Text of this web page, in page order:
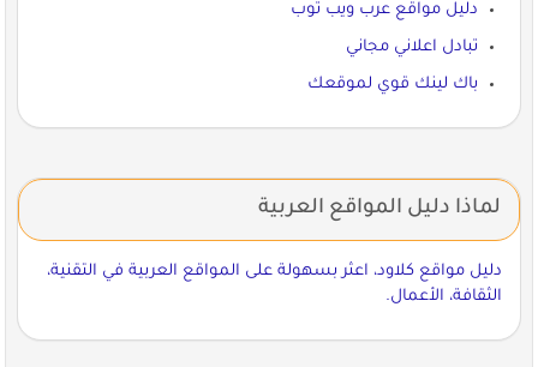
دليل مواقع عرب ويب توب
تبادل اعلاني مجاني
باك لينك قوي لموقعك
لماذا دليل المواقع العربية
دليل مواقع كلاود، اعثر بسهولة على المواقع العربية في التقنية،
الثقافة، الأعمال.